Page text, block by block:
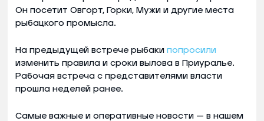
Он посетит Овгорт, Горки, Мужи и другие места
рыбацкого промысла.
На предыдущей встрече рыбаки попросили
изменить правила и сроки вылова в Приуралье.
Рабочая встреча с представителями власти
прошла неделей ранее.
Самые важные и оперативные новости — в нашем